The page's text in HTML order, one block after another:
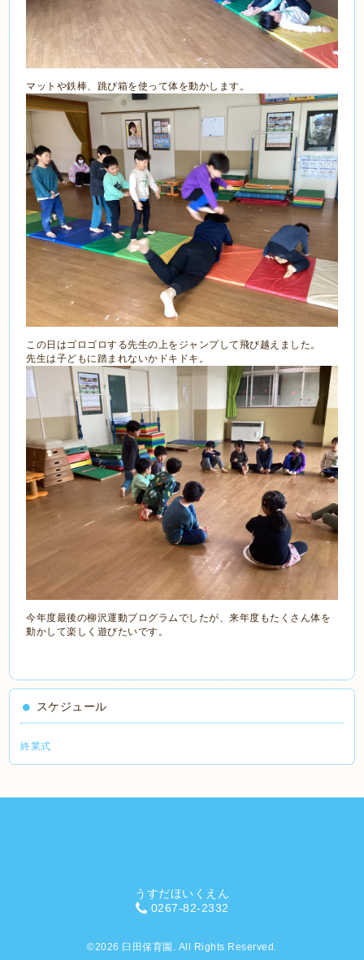
マットや鉄棒、跳び箱を使って体を動かします。
この日はゴロゴロする先生の上をジャンプして飛び越えました。
先生は子どもに踏まれないかドキドキ。
今年度最後の柳沢運動プログラムでしたが、来年度もたくさん体を
動かして楽しく遊びたいです。
スケジュール
終業式
うすだほいくえん
0267-82-2332
©2026 臼田保育園 . All Rights Reserved.